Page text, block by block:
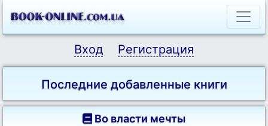
Вход Регистрация
Последние добавленные книги
Во власти мечты